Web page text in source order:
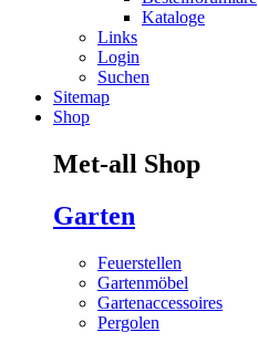
Kataloge
Links
Login
Suchen
Sitemap
Shop
Met-all Shop
Garten
Feuerstellen
Gartenmöbel
Gartenaccessoires
Pergolen